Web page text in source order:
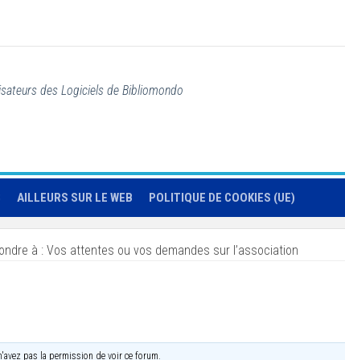
des Logiciels de Bibliomondo
AILLEURS SUR LE WEB POLITIQUE DE COOKIES (UE)
à : Vos attentes ou vos demandes sur l’association
pas la permission de voir ce forum.